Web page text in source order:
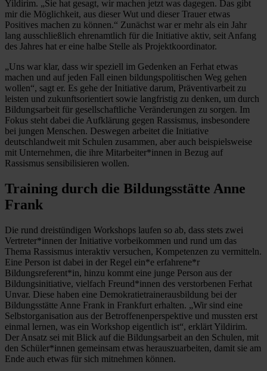
Yildirim. „Sie hat gesagt, wir machen jetzt was dagegen. Das gibt
mir die Möglichkeit, aus dieser Wut und dieser Trauer etwas
Positives machen zu können.“ Zunächst war er mehr als ein Jahr
lang ausschließlich ehrenamtlich für die Initiative aktiv, seit Anfang
des Jahres hat er eine halbe Stelle als Projektkoordinator.
„Uns war klar, dass wir speziell im Gedenken an Ferhat etwas
machen und auf jeden Fall einen bildungspolitischen Weg gehen
wollen“, sagt er. Es gehe der Initiative darum, Präventivarbeit zu
leisten und zukunftsorientiert sowie langfristig zu denken, um durch
Bildungsarbeit für gesellschaftliche Veränderungen zu sorgen. Im
Fokus steht dabei die Aufklärung gegen Rassismus, insbesondere
bei jungen Menschen. Deswegen arbeitet die Initiative
deutschlandweit mit Schulen zusammen, aber auch beispielsweise
mit Unternehmen, die ihre Mitarbeiter*innen in Bezug auf
Rassismus sensibilisieren wollen.
Training durch die Bildungsstätte Anne
Frank
Die rund dreistündigen Workshops laufen so ab, dass stets zwei
Vertreter*innen der Initiative vorbeikommen und rund um das
Thema Rassismus interaktiv versuchen, Kompetenzen zu vermitteln.
Eine Person ist dabei in der Regel ein*e erfahrene*r
Bildungsreferent*in, hinzu kommt eine junge Person aus der
Bildungsinitiative, vielfach Freund*innen des verstorbenen Ferhat
Unvar. Diese haben eine Demokratietrainerausbildung bei der
Bildungsstätte Anne Frank in Frankfurt erhalten. „Wir sind eine
Selbstorganisation aus der Betroffenenperspektive und mussten erst
einmal lernen, was ein Workshop eigentlich ist“, erklärt Yildirim.
Der Ansatz sei mit Blick auf die Bildungsarbeit an den Schulen, mit
den Schüler*innen gemeinsam etwas herauszuarbeiten, damit sie am
Ende auch etwas für sich mitnehmen können.